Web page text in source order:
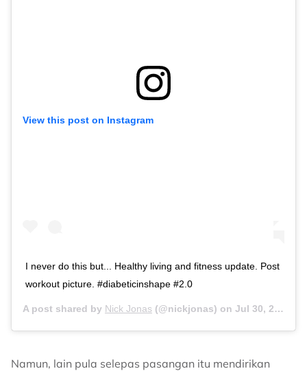
View this post on Instagram
I never do this but... Healthy living and fitness update. Post
workout picture. #diabeticinshape #2.0
A post shared by Nick Jonas (@nickjonas) on Jul 30, 2013 at 12:00pm PDT
Namun, lain pula selepas pasangan itu mendirikan